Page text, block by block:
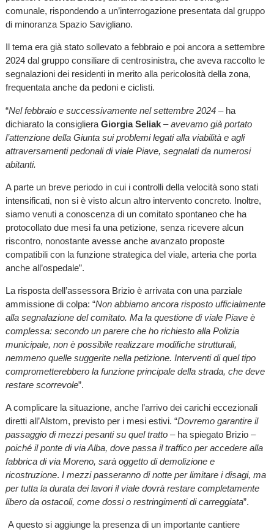
comunale, rispondendo a un’interrogazione presentata dal gruppo
di minoranza Spazio Savigliano.
Il tema era già stato sollevato a febbraio e poi ancora a settembre
2024 dal gruppo consiliare di centrosinistra, che aveva raccolto le
segnalazioni dei residenti in merito alla pericolosità della zona,
frequentata anche da pedoni e ciclisti.
“Nel febbraio e successivamente nel settembre 2024– ha
dichiarato la consigliera Giorgia Seliak–avevamo già portato
l’attenzione della Giunta sui problemi legati alla viabilità e agli
attraversamenti pedonali di viale Piave, segnalati da numerosi
abitanti.
A parte un breve periodo in cui i controlli della velocità sono stati
intensificati, non si è visto alcun altro intervento concreto. Inoltre,
siamo venuti a conoscenza di un comitato spontaneo che ha
protocollato due mesi fa una petizione, senza ricevere alcun
riscontro, nonostante avesse anche avanzato proposte
compatibili con la funzione strategica del viale, arteria che porta
anche all’ospedale”.
La risposta dell’assessora Brizio è arrivata con una parziale
ammissione di colpa: “Non abbiamo ancora risposto ufficialmente
alla segnalazione del comitato. Ma la questione di viale Piave è
complessa: secondo un parere che ho richiesto alla Polizia
municipale, non è possibile realizzare modifiche strutturali,
nemmeno quelle suggerite nella petizione. Interventi di quel tipo
comprometterebbero la funzione principale della strada, che deve
restare scorrevole”.
A complicare la situazione, anche l’arrivo dei carichi eccezionali
diretti all’Alstom, previsto per i mesi estivi. “Dovremo garantire il
passaggio di mezzi pesanti su quel tratto– ha spiegato Brizio –
poiché il ponte di via Alba, dove passa il traffico per accedere alla
fabbrica di via Moreno, sarà oggetto di demolizione e
ricostruzione. I mezzi passeranno di notte per limitare i disagi, ma
per tutta la durata dei lavori il viale dovrà restare completamente
libero da ostacoli, come dossi o restringimenti di carreggiata”.
A questo si aggiunge la presenza di un importante cantiere